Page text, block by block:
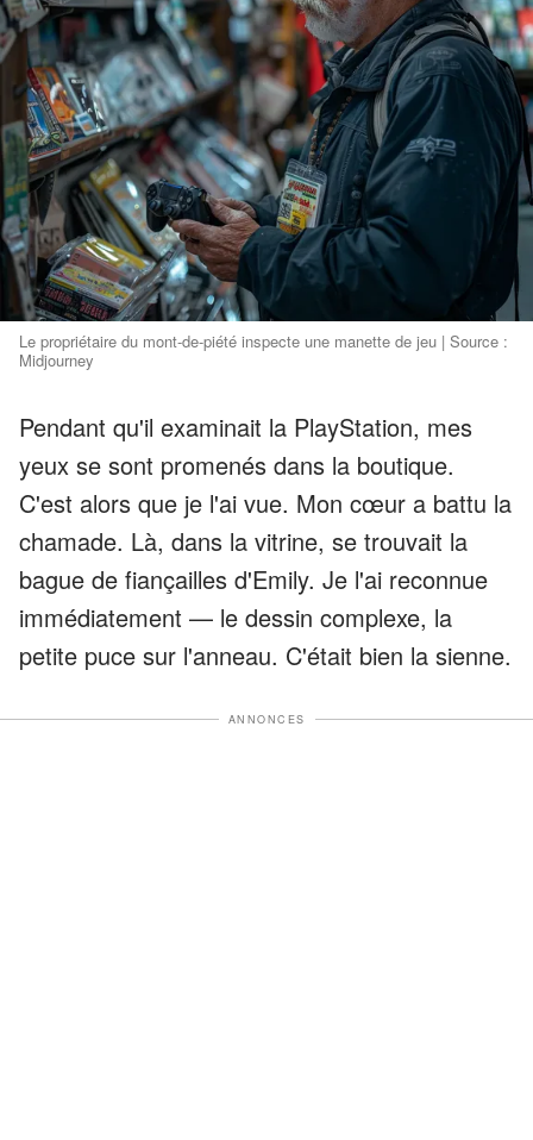
Le propriétaire du mont-de-piété inspecte une manette de jeu | Source :
Midjourney
Pendant qu'il examinait la PlayStation, mes
yeux se sont promenés dans la boutique.
C'est alors que je l'ai vue. Mon cœur a battu la
chamade. Là, dans la vitrine, se trouvait la
bague de fiançailles d'Emily. Je l'ai reconnue
immédiatement — le dessin complexe, la
petite puce sur l'anneau. C'était bien la sienne.
ANNONCES